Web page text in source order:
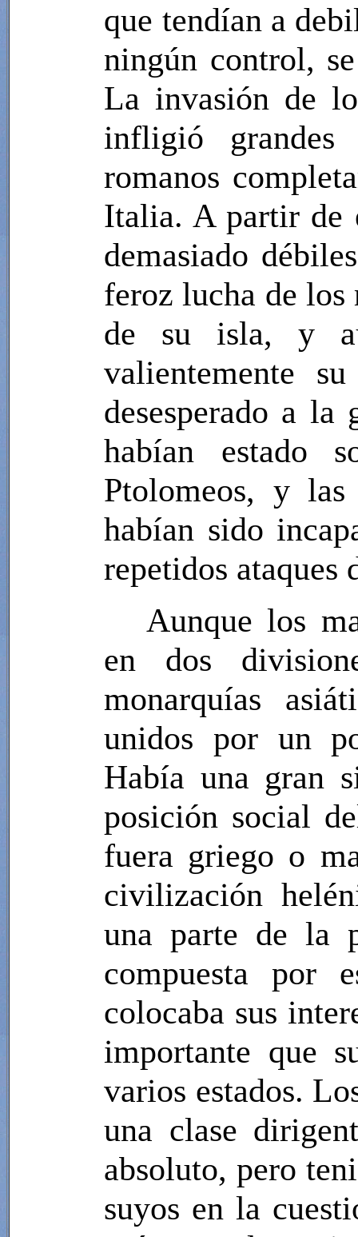
que tendían a
ningún control,
La invasión de
infligió grandes
romanos
Italia. A partir de
demasiado
feroz lucha de los
de su isla, y
valientemente
desesperado a
habían estado
Ptolomeos, y
habían sido
repetidos ataques
Aunque los
en dos
monarquías
unidos por un
Había una gran
posición social
fuera griego o
civilización
una parte de la
compuesta por
colocaba sus
importante que
varios estados.
una clase
absoluto, pero
suyos en la